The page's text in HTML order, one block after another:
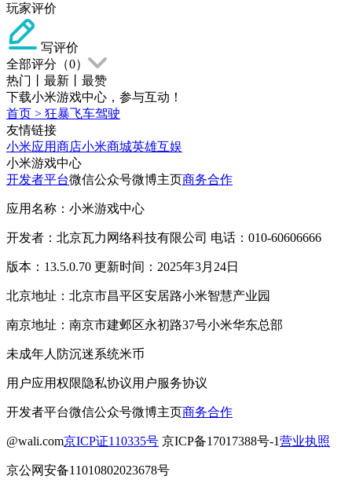
玩家评价
写评价
全部评分（0）
热门
最新
最赞
下载小米游戏中心，参与互动！
首页 > 狂暴飞车驾驶
友情链接
小米应用商店小米商城英雄互娱
小米游戏中心
开发者平台微信公众号微博主页商务合作
应用名称：小米游戏中心
开发者：北京瓦力网络科技有限公司 电话：010-60606666
版本：13.5.0.70 更新时间：2025年3月24日
北京地址：北京市昌平区安居路小米智慧产业园
南京地址：南京市建邺区永初路37号小米华东总部
未成年人防沉迷系统米币
用户应用权限隐私协议用户服务协议
开发者平台微信公众号微博主页商务合作
@wali.com京ICP证110335号 京ICP备17017388号-1营业执照
京公网安备11010802023678号